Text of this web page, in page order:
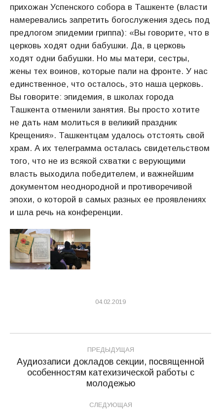
прихожан Успенского собора в Ташкенте (власти
намеревались запретить богослужения здесь под
предлогом эпидемии гриппа): «Вы говорите, что в
церковь ходят одни бабушки. Да, в церковь
ходят одни бабушки. Но мы матери, сестры,
жены тех воинов, которые пали на фронте. У нас
единственное, что осталось, это наша церковь.
Вы говорите: эпидемия, в школах города
Ташкента отменили занятия. Вы просто хотите
не дать нам молиться в великий праздник
Крещения». Ташкентцам удалось отстоять свой
храм. А их телеграмма осталась свидетельством
того, что не из всякой схватки с верующими
власть выходила победителем, и важнейшим
документом неоднородной и противоречивой
эпохи, о которой в самых разных ее проявлениях
и шла речь на конференции.
04.02.2019
Навигация
по
ПРЕДЫДУЩАЯ
Предыдущая
запись:
Аудиозаписи докладов секции, посвященной
особенностям катехизической работы с
молодежью
СЛЕДУЮЩАЯ